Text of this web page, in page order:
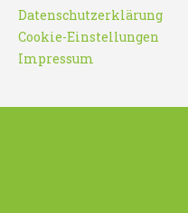
Datenschutzerklärung
Cookie-Einstellungen
Impressum